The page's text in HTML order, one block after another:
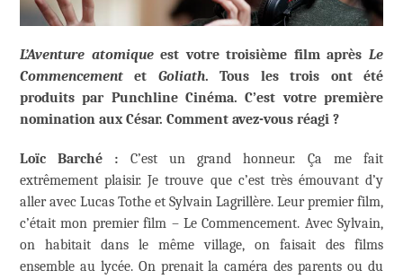
L’Aventure atomiqueest votre troisième film aprèsLe
Commencement et Goliath. Tous les trois ont été
produits par Punchline Cinéma. C’est votre première
nomination aux César. Comment avez-vous réagi ?
Loïc Barché : C’est un grand honneur. Ça me fait
extrêmement plaisir. Je trouve que c’est très émouvant d’y
aller avec Lucas Tothe et Sylvain Lagrillère. Leur premier film,
c’était mon premier film – Le Commencement. Avec Sylvain,
on habitait dans le même village, on faisait des films
ensemble au lycée. On prenait la caméra des parents ou du